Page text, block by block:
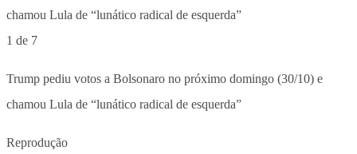
1 de 7
Trump pediu votos a Bolsonaro no próximo domingo (30/10) e
chamou Lula de “lunático radical de esquerda”
Reprodução